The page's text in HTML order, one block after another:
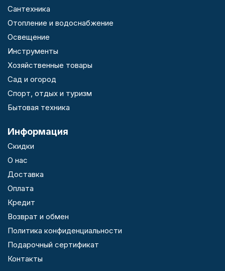
Сантехника
Отопление и водоснабжение
Освещение
Инструменты
Хозяйственные товары
Сад и огород
Спорт, отдых и туризм
Бытовая техника
Информация
Скидки
О нас
Доставка
Оплата
Кредит
Возврат и обмен
Политика конфиденциальности
Подарочный сертификат
Контакты